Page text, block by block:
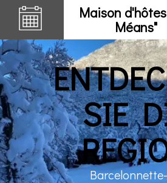
Maison
Méans"
SIE